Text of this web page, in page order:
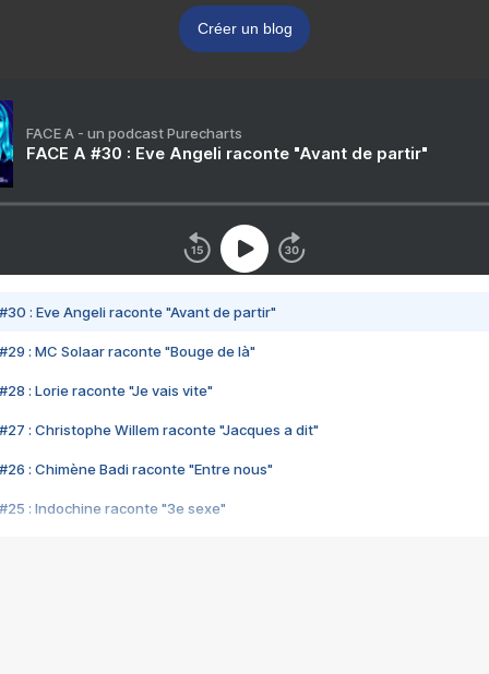
Créer un blog
FACE A - un podcast Purecharts
FACE A #30 : Eve Angeli raconte "Avant de partir"
#30 : Eve Angeli raconte "Avant de partir"
#29 : MC Solaar raconte "Bouge de là"
#28 : Lorie raconte "Je vais vite"
#27 : Christophe Willem raconte "Jacques a dit"
#26 : Chimène Badi raconte "Entre nous"
#25 : Indochine raconte "3e sexe"